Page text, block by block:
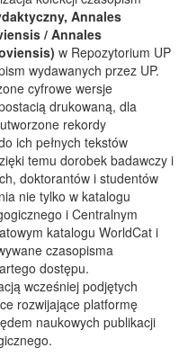
Annales
/ Annales
w Repozytorium UP
wydawanych przez UP.
cyfrowe wersje
drukowaną, dla
rekordy
ich pełnych tekstów
temu dorobek badawczy i
doktorantów i studentów
nie tylko w katalogu
i Centralnym
katalogu WorldCat i
czasopisma
dostępu.
wcześniej podjętych
rozwijające platformę
naukowych publikacji